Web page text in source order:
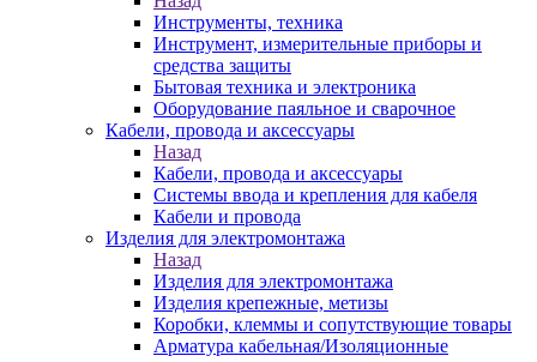
Инструменты, техника
Инструмент, измерительные приборы и
средства защиты
Бытовая техника и электроника
Оборудование паяльное и сварочное
Кабели, провода и аксессуары
Назад
Кабели, провода и аксессуары
Системы ввода и крепления для кабеля
Кабели и провода
Изделия для электромонтажа
Назад
Изделия для электромонтажа
Изделия крепежные, метизы
Коробки, клеммы и сопутствующие товары
Арматура кабельная/Изоляционные